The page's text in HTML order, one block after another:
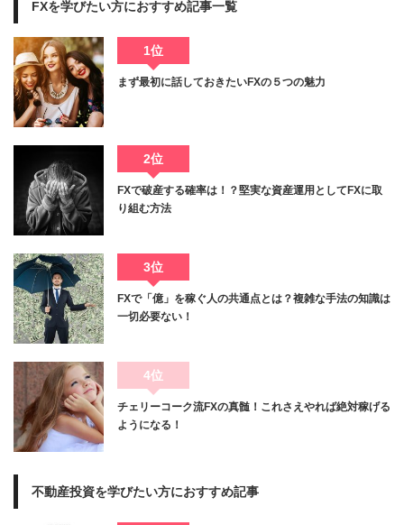
FXを学びたい方におすすめ記事一覧
1位
まず最初に話しておきたいFXの５つの魅力
2位
FXで破産する確率は！？堅実な資産運用としてFXに取
り組む方法
3位
FXで「億」を稼ぐ人の共通点とは？複雑な手法の知識は
一切必要ない！
4位
チェリーコーク流FXの真髄！これさえやれば絶対稼げる
ようになる！
不動産投資を学びたい方におすすめ記事